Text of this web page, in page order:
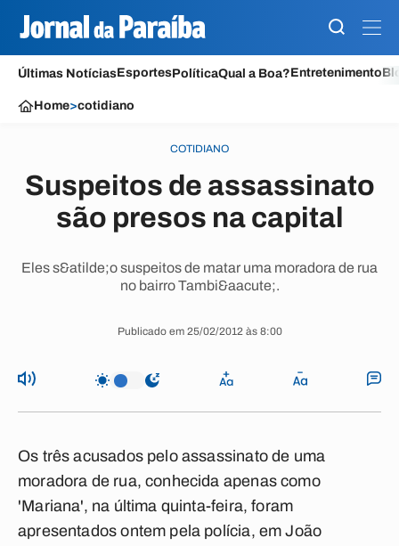
Últimas NotíciasEsportesPolíticaQual a Boa?Entretenimento
Home>cotidiano
COTIDIANO
Suspeitos de assassinato
são presos na capital
Eles s&atilde;o suspeitos de matar uma moradora de rua
no bairro Tambi&aacute;.
Publicado em 25/02/2012 às 8:00
Os três acusados pelo assassinato de uma
moradora de rua, conhecida apenas como
'Mariana', na última quinta-feira, foram
apresentados ontem pela polícia, em João